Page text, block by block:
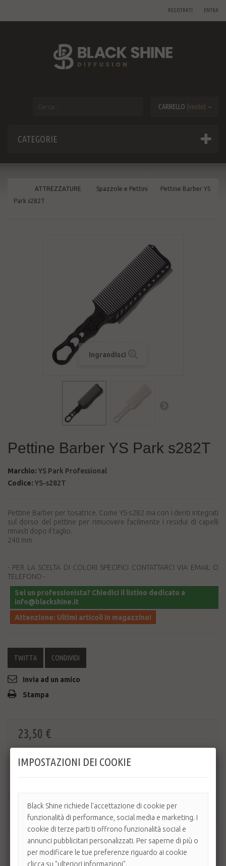
ENTRA
REGISTRATI
CARRELLO (vuoto)
CATEGORIE
ATTREZZATURE Spazzole e Pettini
Pettine Barber YS
Park s282T
Ingrandisci
Pettine Barber YS Park s282T
Marchio: YS Park Professional
Codice: YS-s282T
Pettine Barber per tosatrice. Come YS-s282 ma con i denti integrati
sul dorso del pettine per rimuovere facilmente i residui di capelli
rimasti dopo il taglio.
240 mm
- PER LA SCELTA DI COLORI SPECIFICI CONTATTARCI VIA EMAIL O
TELEFONO -
Sei un professionista? Chiedici il listino dedicato a
info@blackshine.it
Attenzione: Ultimi articoli in magazzino!
TWITTA CONDIVIDI
Invia ad un amico
Stampa
23,50 €
Quantità
IMPOSTAZIONI DEI COOKIE
Black Shine richiede l'accettazione di cookie per
funzionalità di performance, social media e marketing. I
cookie di terze parti ti offrono funzionalità social e
annunci pubblicitari personalizzati. Per saperne di più o
per modificare le tue preferenze riguardo ai cookie
clicca su "ulteriori informazioni".